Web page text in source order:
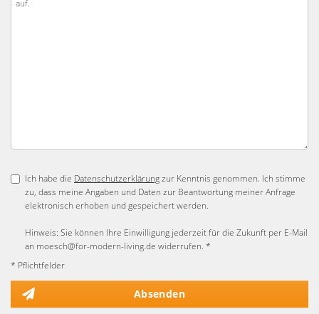
Ich habe die Datenschutzerklärungzur Kenntnis genommen. Ich stimme
zu, dass meine Angaben und Daten zur Beantwortung meiner Anfrage
elektronisch erhoben und gespeichert werden.
Hinweis: Sie können Ihre Einwilligung jederzeit für die Zukunft per E-Mail
an moesch@for-modern-living.de widerrufen. *
* Pflichtfelder
Absenden